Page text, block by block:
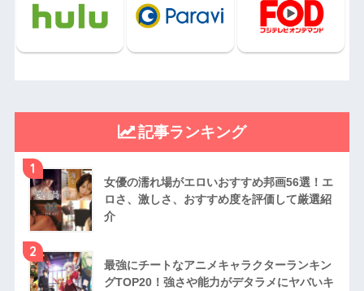
記事ランキング
1
女優の濡れ場がエロいおすすめ邦画56選！エ
ロさ、激しさ、おすすめ度を評価して厳選紹
介
2
最強にチートなアニメキャラクターランキン
グTOP20！強さや能力がデタラメにヤバいキ